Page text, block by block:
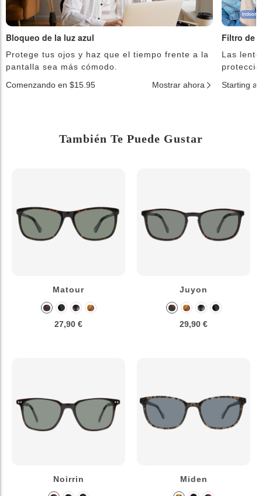
Bloqueo de la luz azul
Protege tus ojos y haz que el tiempo frente a la
pantalla sea más cómodo.
Comenzando en $15.95
Mostrar ahora
Filtro de
Las
Starting at
También Te Puede Gustar
Matour
27,90 €
Juyon
29,90 €
Noirrin Miden